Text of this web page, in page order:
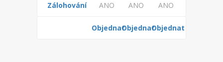
Zálohování ANO ANO ANO
ObjednatObjednatObjednat